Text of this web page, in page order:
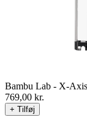
Bambu Lab - X-
769,00 kr.
+ Tilføj